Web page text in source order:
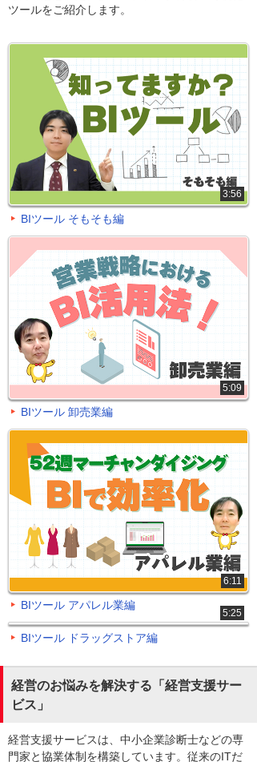
ツールをご紹介します。
3:56
BIツール そもそも編
5:09
BIツール 卸売業編
6:11
BIツール アパレル業編
5:25
BIツール ドラッグストア編
経営のお悩みを解決する「経営支援サー
ビス」
経営支援サービスは、中小企業診断士などの専
門家と協業体制を構築しています。従来のITだ